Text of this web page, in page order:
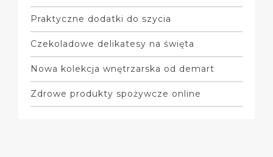
Praktyczne dodatki do szycia
Czekoladowe delikatesy na święta
Nowa kolekcja wnętrzarska od demart
Zdrowe produkty spożywcze online